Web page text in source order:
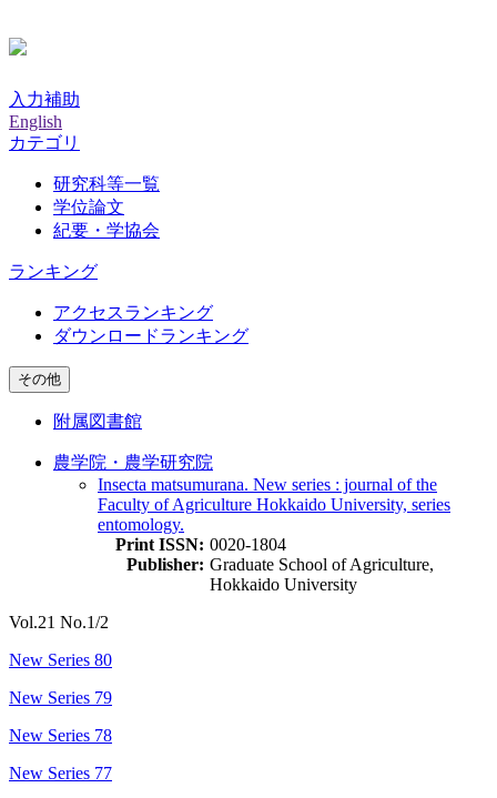
入力補助
English
カテゴリ
研究科等一覧
学位論文
紀要・学協会
ランキング
アクセスランキング
ダウンロードランキング
その他
附属図書館
農学院・農学研究院
Insecta matsumurana. New series : journal of the
Faculty of Agriculture Hokkaido University, series
entomology.
Print ISSN: 0020-1804
Publisher: Graduate School of Agriculture,
Hokkaido University
Vol.21 No.1/2
New Series 80
New Series 79
New Series 78
New Series 77